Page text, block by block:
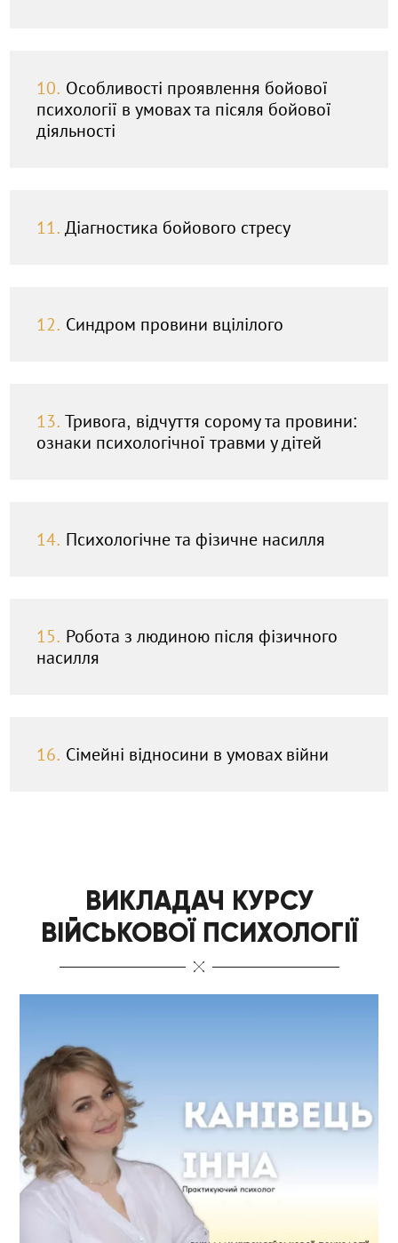
10. Особливості проявлення бойової
психології в умовах та пісяля бойової
діяльності
11.Діагностика бойового стресу
12. Синдром провини вцілілого
13.Тривога, відчуття сорому та провини:
ознаки психологічної травми у дітей
14. Психологічне та фізичне насилля
15. Робота з людиною після фізичного
насилля
16. Сімейні відносини в умовах війни
ВИКЛАДАЧ КУРСУ
ВІЙСЬКОВОЇ ПСИХОЛОГІЇ